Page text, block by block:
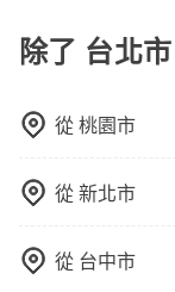
就顯得非常不便。
告知付款完畢，
賣的現象，便有
在預定時要不選
煩，有些時候直
介意多花一點錢
或者國際Airbnb
心地享受旅步為
認是否能協助安
除了 台北
從桃園市
從新北市
從 台中市